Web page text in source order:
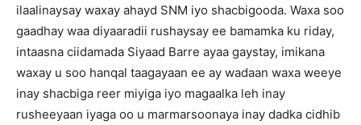
ilaalinaysay waxay ahayd SNM iyo shacbigooda. Waxa soo
gaadhay waa diyaaradii rushaysay ee bamamka ku riday,
intaasna ciidamada Siyaad Barre ayaa gaystay, imikana
waxay u soo hanqal taagayaan ee ay wadaan waxa weeye
inay shacbiga reer miyiga iyo magaalka leh inay
rusheeyaan iyaga oo u marmarsoonaya inay dadka cidhib